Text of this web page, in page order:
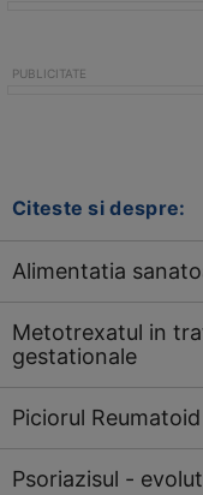
Citeste si despre:
Alimentatia
Metotrexatul in
gestationale
Piciorul Reumatoid
Psoriazisul -